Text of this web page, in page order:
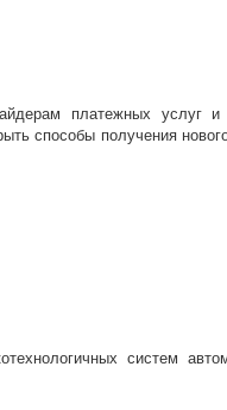
платежных услуг
способы получения
систем